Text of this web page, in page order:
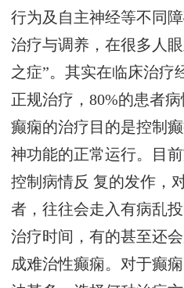
行为及自主神经等不同
治疗与调养，在很多人
之症”。其实在临床治疗
正规治疗，80%的患者
癫痫的治疗目的是控制
神功能的正常运行。目
控制病情反 复的发作，
者，往往会走入有病乱
治疗时间，有的甚至还
成难治性癫痫。对于癫